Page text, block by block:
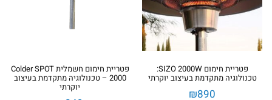
פטריית חימום SIZO 2000W:
טכנולוגיה מתקדמת בעיצוב יוקרתי
₪890
פטריית חימום חשמלית Colder SPOT
2000 – טכנולוגיה מתקדמת בעיצוב
יוקרתי